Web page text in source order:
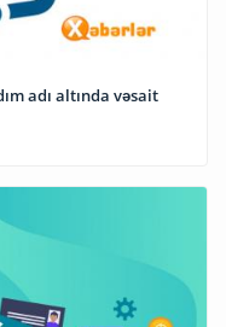
adı altında vəsait